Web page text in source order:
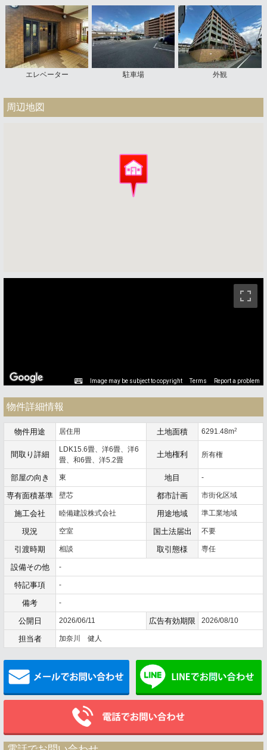
エレベーター 駐車場 外観
周辺地図
Image may be subject to copyright Terms Report a problem
物件詳細情報
物件用途 居住用 土地面積 6291.48m2
間取り詳細
LDK15.6畳、洋6畳、洋6
畳、和6畳、洋5.2畳
土地権利 所有権
部屋の向き 東 地目 -
専有面積基準 壁芯 都市計画 市街化区域
施工会社 睦備建設株式会社 用途地域 準工業地域
現況 空室 国土法届出 不要
引渡時期 相談 取引態様 専任
設備その他 -
特記事項 -
備考 -
公開日 2026/06/11 広告有効期限 2026/08/10
担当者 加奈川 健人
メールでお問い合わせ